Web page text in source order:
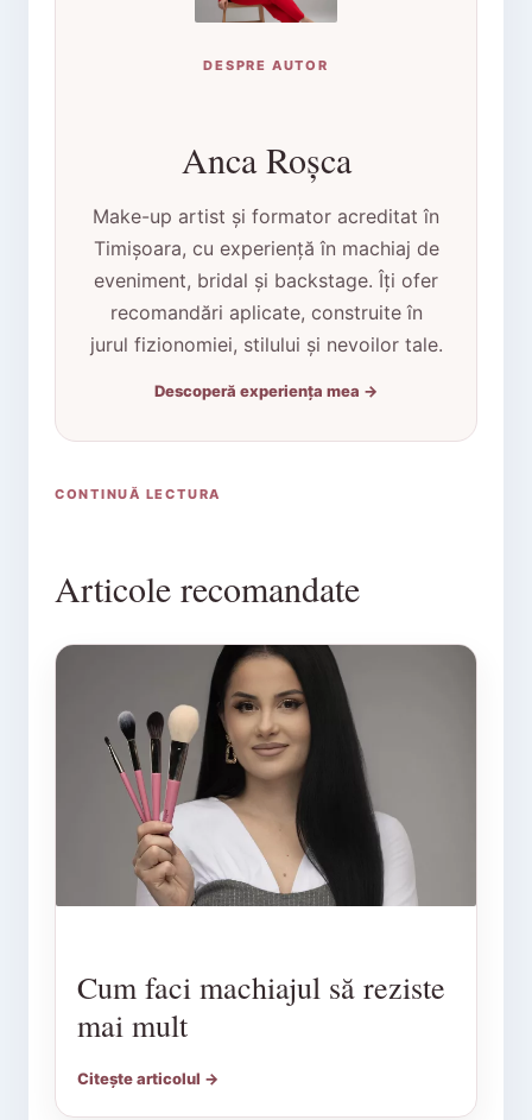
DESPRE AUTOR
Anca Roșca
Make-up artist și formator acreditat în
Timișoara, cu experiență în machiaj de
eveniment, bridal și backstage. Îți ofer
recomandări aplicate, construite în
jurul fizionomiei, stilului și nevoilor tale.
Descoperă experiența mea →
CONTINUĂ LECTURA
Articole recomandate
Cum faci machiajul să reziste
mai mult
Citește articolul →